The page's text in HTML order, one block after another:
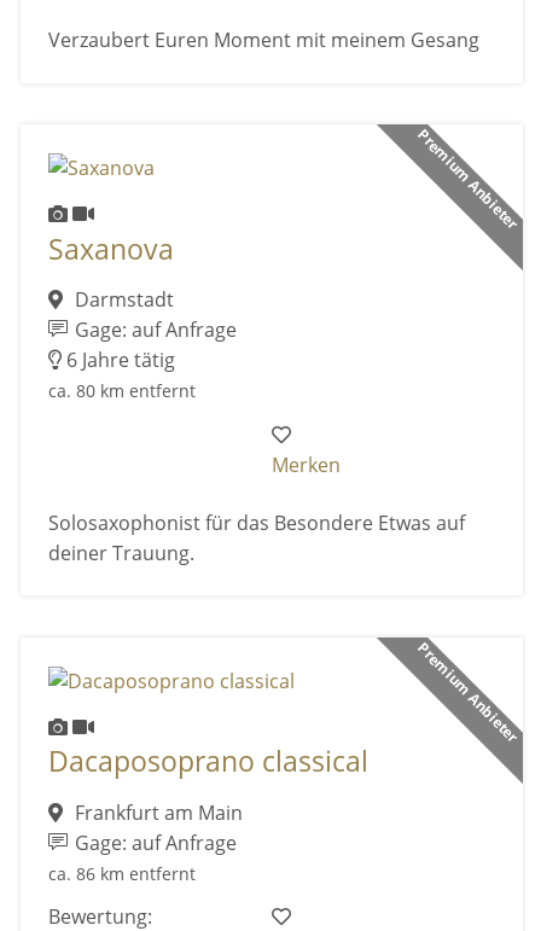
Verzaubert Euren Moment mit meinem Gesang
Premium Anbieter
Saxanova
Darmstadt
Gage: auf Anfrage
6 Jahre tätig
ca. 80 km entfernt
Merken
Solosaxophonist für das Besondere Etwas auf
deiner Trauung.
Premium Anbieter
Dacaposoprano classical
Frankfurt am Main
Gage: auf Anfrage
ca. 86 km entfernt
Bewertung: